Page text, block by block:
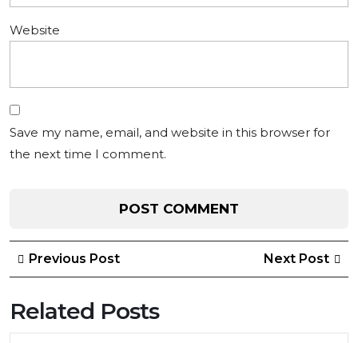
Website
Save my name, email, and website in this browser for
the next time I comment.
Post
navigation
Previous PostPrevious
Post
Next Post
Related Posts